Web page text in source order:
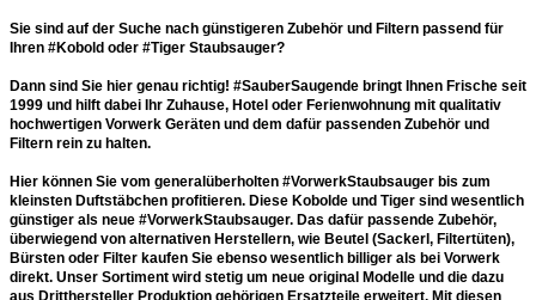
Sie sind auf der Suche nach günstigeren Zubehör und Filtern passend für
Ihren #Kobold oder #Tiger Staubsauger?
Dann sind Sie hier genau richtig! #SauberSaugende bringt Ihnen Frische seit
1999 und hilft dabei Ihr Zuhause, Hotel oder Ferienwohnung mit qualitativ
hochwertigen Vorwerk Geräten und dem dafür passenden Zubehör und
Filtern rein zu halten.
Hier können Sie vom generalüberholten #VorwerkStaubsauger bis zum
kleinsten Duftstäbchen profitieren. Diese Kobolde und Tiger sind wesentlich
günstiger als neue #VorwerkStaubsauger. Das dafür passende Zubehör,
überwiegend von alternativen Herstellern, wie Beutel (Sackerl, Filtertüten),
Bürsten oder Filter kaufen Sie ebenso wesentlich billiger als bei Vorwerk
direkt. Unser Sortiment wird stetig um neue original Modelle und die dazu
aus Dritthersteller Produktion gehörigen Ersatzteile erweitert. Mit diesen